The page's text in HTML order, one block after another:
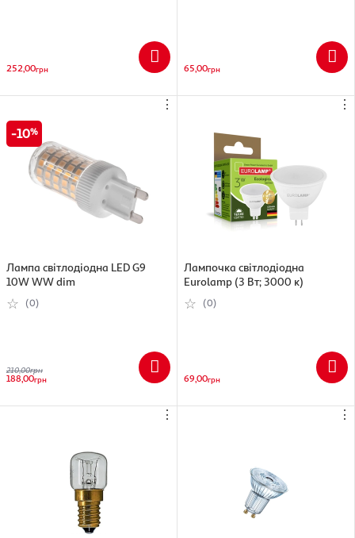
252,00грн 65,00грн
⋮
10
Лампа світлодіодна LED G9
10W WW dim
(0)
210,00грн
188,00грн
⋮
Лампочка світлодіодна
Eurolamp (3 Вт; 3000 к)
(0)
69,00грн
⋮ ⋮